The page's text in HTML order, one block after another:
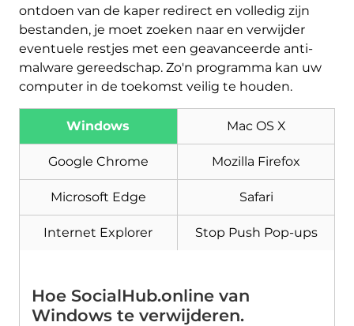
ontdoen van de kaper redirect en volledig zijn
bestanden, je moet zoeken naar en verwijder
eventuele restjes met een geavanceerde anti-
malware gereedschap. Zo'n programma kan uw
computer in de toekomst veilig te houden.
Windows Mac OS X
Google Chrome Mozilla Firefox
Microsoft Edge Safari
Internet Explorer Stop Push Pop-ups
Hoe SocialHub.online van
Windows te verwijderen.